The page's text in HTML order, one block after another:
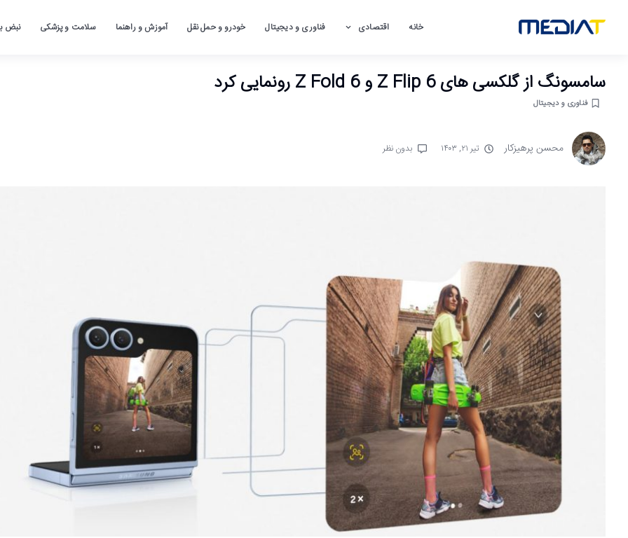
خانه اقتصادی فناوری و دیجیتال خودرو و حمل نقل آموزش و راهنما سلامت و پزشکی نبض
سامسونگ از گلکسی های Z Flip 6 و Z Fold 6 رونمایی کرد
فناوری و دیجیتال
محسن پرهیزکار تیر ۲۱, ۱۴۰۳ بدون نظر